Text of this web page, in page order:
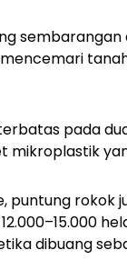
pada
mikroplastik
puntung rokok
dibuang